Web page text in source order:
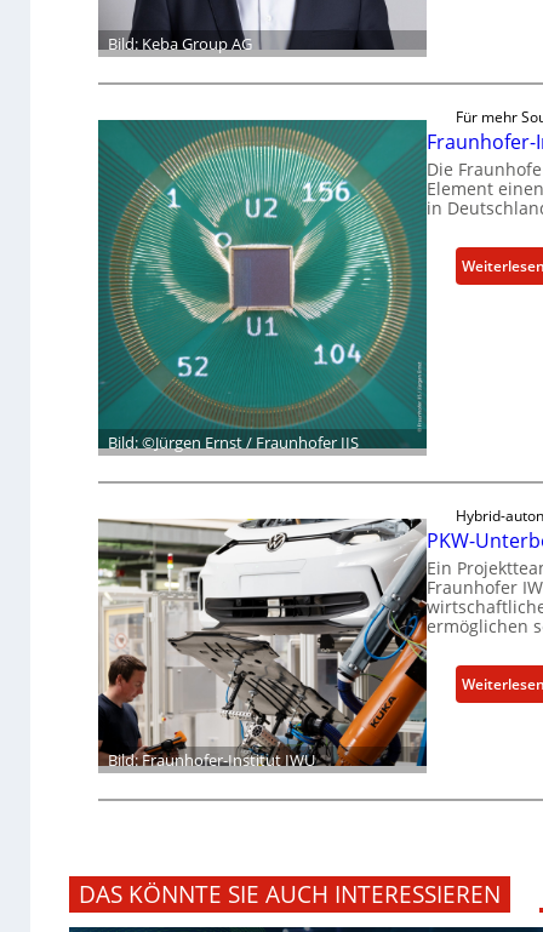
Bild: Keba Group AG
Bild: ©Jürgen Ernst / Fraunhofer IIS
Für mehr
Fraunhofer-
Die
Element
in
Bild: Fraunhofer-Institut IWU
Hybrid-
PKW-
Ein
Fraunhofer
ermöglichen
DAS KÖNNTE SIE AUCH INTERESSIEREN